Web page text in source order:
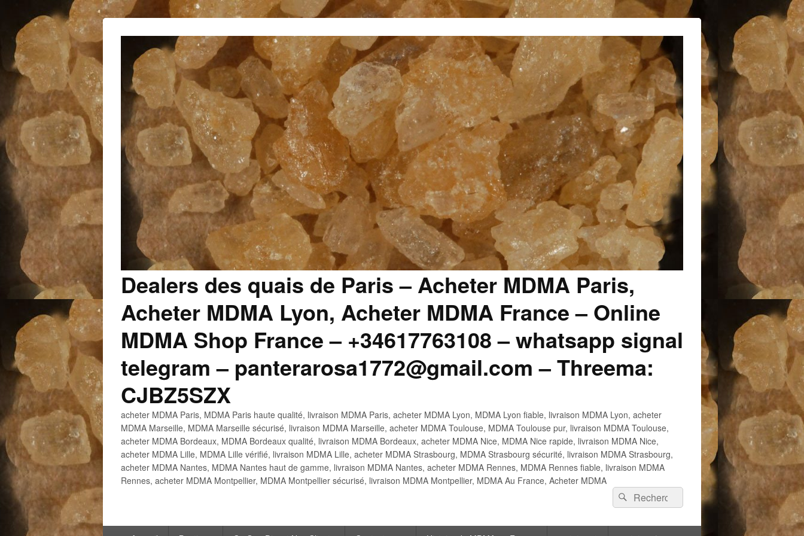
Dealers des quais de Paris – Acheter MDMA Paris,
Acheter MDMA Lyon, Acheter MDMA France – Online
MDMA Shop France – +34617763108 – whatsapp signal
telegram – panterarosa1772@gmail.com – Threema:
CJBZ5SZX
acheter MDMA Paris, MDMA Paris haute qualité, livraison MDMA Paris, acheter MDMA Lyon, MDMA Lyon fiable, livraison MDMA Lyon, acheter
MDMA Marseille, MDMA Marseille sécurisé, livraison MDMA Marseille, acheter MDMA Toulouse, MDMA Toulouse pur, livraison MDMA Toulouse,
acheter MDMA Bordeaux, MDMA Bordeaux qualité, livraison MDMA Bordeaux, acheter MDMA Nice, MDMA Nice rapide, livraison MDMA Nice,
acheter MDMA Lille, MDMA Lille vérifié, livraison MDMA Lille, acheter MDMA Strasbourg, MDMA Strasbourg sécurité, livraison MDMA Strasbourg,
acheter MDMA Nantes, MDMA Nantes haut de gamme, livraison MDMA Nantes, acheter MDMA Rennes, MDMA Rennes fiable, livraison MDMA
Rennes, acheter MDMA Montpellier, MDMA Montpellier sécurisé, livraison MDMA Montpellier, MDMA Au France, Acheter MDMA
Recherche :
Rechercher
Menu